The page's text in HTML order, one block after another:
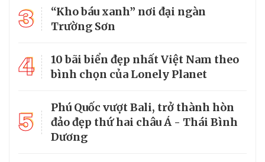
3
“Kho báu xanh” nơi đại ngàn
Trường Sơn
4
10 bãi biển đẹp nhất Việt Nam theo
bình chọn của Lonely Planet
5
Phú Quốc vượt Bali, trở thành hòn
đảo đẹp thứ hai châu Á - Thái Bình
Dương